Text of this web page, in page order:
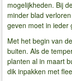
mogelijkheden. Bij
minder blad
geven moet in ieder
Met het begin van
buiten. Als de
planten al in maart
dik inpakken met